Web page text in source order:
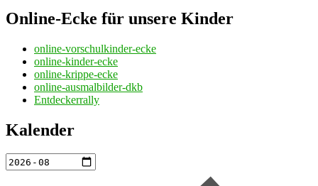
Online-Ecke für unsere Kinder
online-vorschulkinder-ecke
online-kinder-ecke
online-krippe-ecke
online-ausmalbilder-dkb
Entdeckerrally
Kalender